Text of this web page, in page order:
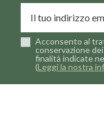
Acconsento al
conservazione
finalità indicate
(Leggi la nostra